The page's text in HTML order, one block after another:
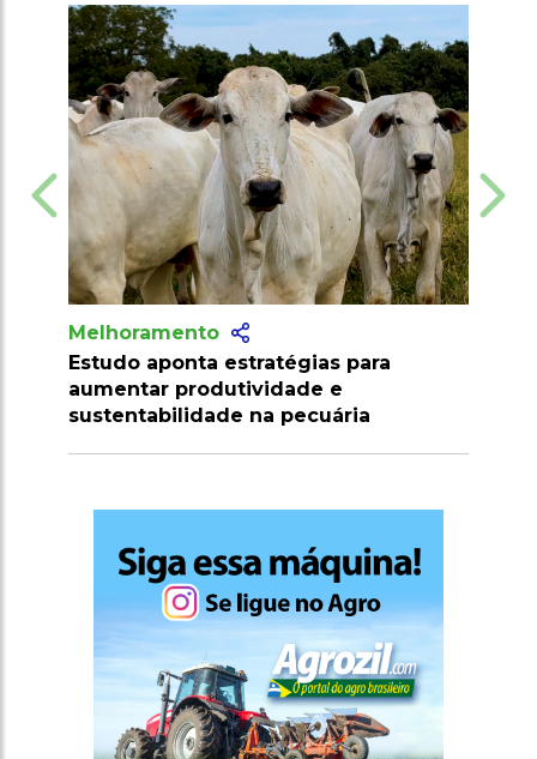
para
e
pecuária
Melhoramento
Agricultores do Piauí podem
renegociar dívidas rurais com
descontos de até 90%